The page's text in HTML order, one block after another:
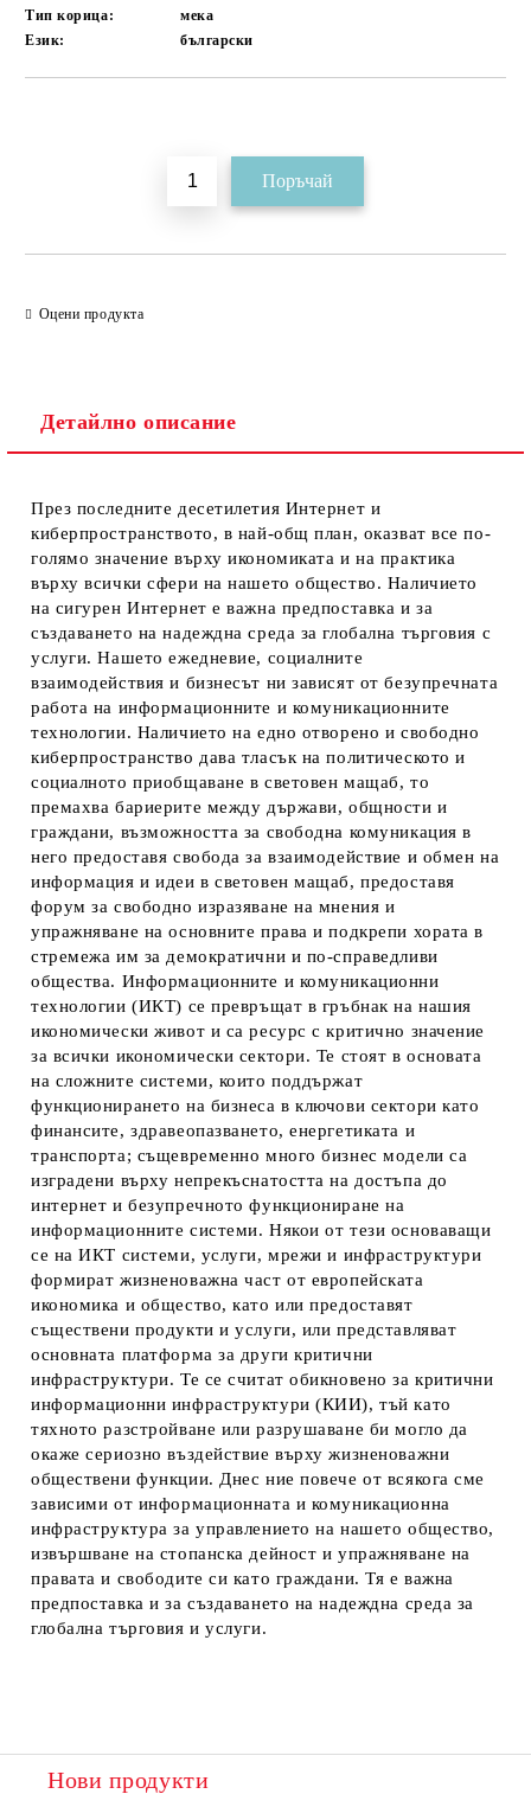
Тип корица:
мека
Език:
български
Оцени продукта
Детайлно описание
През последните десетилетия Интернет и
киберпространството, в най-общ план, оказват все по-
голямо значение върху икономиката и на практика
върху всички сфери на нашето общество. Наличието
на сигурен Интернет е важна предпоставка и за
създаването на надеждна среда за глобална търговия с
услуги. Нашето ежедневие, социалните
взаимодействия и бизнесът ни зависят от безупречната
работа на информационните и комуникационните
технологии. Наличието на едно отворено и свободно
киберпространство дава тласък на политическото и
социалното приобщаване в световен мащаб, то
премахва бариерите между държави, общности и
граждани, възможността за свободна комуникация в
него предоставя свобода за взаимодействие и обмен на
информация и идеи в световен мащаб, предоставя
форум за свободно изразяване на мнения и
упражняване на основните права и подкрепи хората в
стремежа им за демократични и по-справедливи
общества. Информационните и комуникационни
технологии (ИКТ) се превръщат в гръбнак на нашия
икономически живот и са ресурс с критично значение
за всички икономически сектори. Те стоят в основата
на сложните системи, които поддържат
функционирането на бизнеса в ключови сектори като
финансите, здравеопазването, енергетиката и
транспорта; същевременно много бизнес модели са
изградени върху непрекъснатостта на достъпа до
интернет и безупречното функциониране на
информационните системи. Някои от тези основаващи
се на ИКТ системи, услуги, мрежи и инфраструктури
формират жизненоважна част от европейската
икономика и общество, като или предоставят
съществени продукти и услуги, или представляват
основната платформа за други критични
инфраструктури. Те се считат обикновено за критични
информационни инфраструктури (КИИ), тъй като
тяхното разстройване или разрушаване би могло да
окаже сериозно въздействие върху жизненоважни
обществени функции. Днес ние повече от всякога сме
зависими от информационната и комуникационна
инфраструктура за управлението на нашето общество,
извършване на стопанска дейност и упражняване на
правата и свободите си като граждани. Тя е важна
предпоставка и за създаването на надеждна среда за
глобална търговия и услуги.
Нови продукти